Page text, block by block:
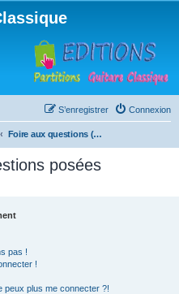
Connexion
S’enregistrer
Foire aux questions (Questions posées fréquemment)
posées
pas !
!
peux plus me connecter ?!